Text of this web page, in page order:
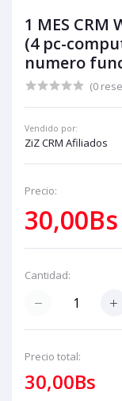
1 MES CRM
(4 pc-
numero
(0
Vendido por:
ZiZ CRM Afiliados
Precio:
30,00Bs
Cantidad:
Precio total:
30,00Bs